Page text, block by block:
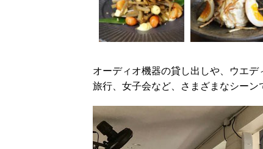
オーディオ機器の貸し出しや、ウエ
旅行、女子会など、さまざまなシーン